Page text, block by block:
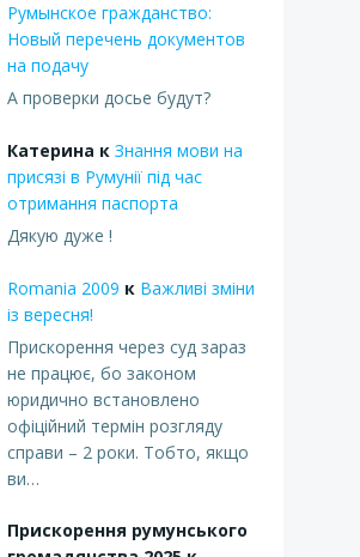
Румынское гражданство:
Новый перечень документов
на подачу
А проверки досье будут?
Катерина к Знання мови на
присязі в Румунії під час
отримання паспорта
Дякую дуже !
Romania 2009 к Важливі зміни
із вересня!
Прискорення через суд зараз
не працює, бо законом
юридично встановлено
офіційний термін розгляду
справи – 2 роки. Тобто, якщо
ви…
Прискорення румунського